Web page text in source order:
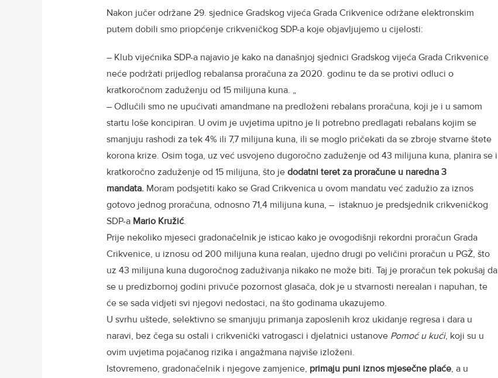
Nakon jučer održane 29. sjednice Gradskog vijeća Grada Crikvenice održane elektronskim
putem dobili smo priopćenje crikveničkog SDP-a koje objavljujemo u cijelosti:
– Klub vijećnika SDP-a najavio je kako na današnjoj sjednici Gradskog vijeća Grada Crikvenice
neće podržati prijedlog rebalansa proračuna za 2020. godinu te da se protivi odluci o
kratkoročnom zaduženju od 15 milijuna kuna. „
– Odlučili smo ne upućivati amandmane na predloženi rebalans proračuna, koji je i u samom
startu loše koncipiran. U ovim je uvjetima upitno je li potrebno predlagati rebalans kojim se
smanjuju rashodi za tek 4% ili 7,7 milijuna kuna, ili se moglo pričekati da se zbroje stvarne štete
korona krize. Osim toga, uz već usvojeno dugoročno zaduženje od 43 milijuna kuna, planira se i
kratkoročno zaduženje od 15 milijuna, što je dodatni teret za proračune u naredna 3
mandata. Moram podsjetiti kako se Grad Crikvenica u ovom mandatu već zadužio za iznos
gotovo jednog proračuna, odnosno 71,4 milijuna kuna, – istaknuo je predsjednik crikveničkog
SDP-a Mario Kružić.
Prije nekoliko mjeseci gradonačelnik je isticao kako je ovogodišnji rekordni proračun Grada
Crikvenice, u iznosu od 200 milijuna kuna realan, ujedno drugi po veličini proračun u PGŽ, što
uz 43 milijuna kuna dugoročnog zaduživanja nikako ne može biti. Taj je proračun tek pokušaj da
se u predizbornoj godini privuče pozornost glasača, dok je u stvarnosti nerealan i napuhan, te
će se sada vidjeti svi njegovi nedostaci, na što godinama ukazujemo.
U svrhu uštede, selektivno se smanjuju primanja zaposlenih kroz ukidanje regresa i dara u
naravi, bez čega su ostali i crikvenički vatrogasci i djelatnici ustanove Pomoć u kući, koji su u
ovim uvjetima pojačanog rizika i angažmana najviše izloženi.
Istovremeno, gradonačelnik i njegove zamjenice, primaju puni iznos mjesečne plaće, a u